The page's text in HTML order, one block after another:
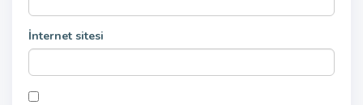
İnternet sitesi